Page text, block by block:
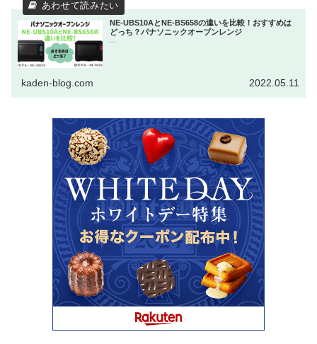
NE-UBS10AとNE-BS658の違いを比較！おすすめは
どっち？パナソニックオーブンレンジ
kaden-blog.com 2022.05.11